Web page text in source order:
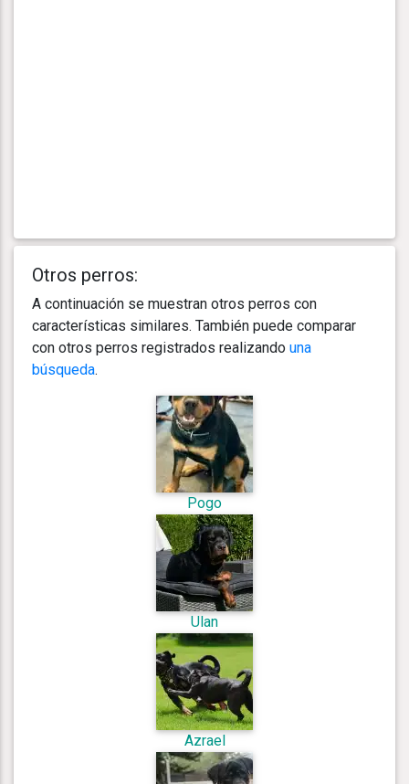
Otros perros:
A continuación se muestran otros perros con
características similares. También puede comparar
con otros perros registrados realizando una
búsqueda.
Pogo
Ulan
Azrael